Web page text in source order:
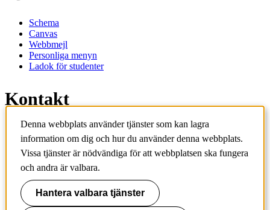
Schema
Canvas
Webbmejl
Personliga menyn
Ladok för studenter
Kontakt
Kontakta utbildningsprogram
Kontakta kurs
IT-support
KTH Entré
KTH
100 44 Stockholm
Denna webbplats använder tjänster som kan lagra
information om dig och hur du använder denna webbplats.
Vissa tjänster är nödvändiga för att webbplatsen ska fungera
och andra är valbara.
Hantera valbara tjänster